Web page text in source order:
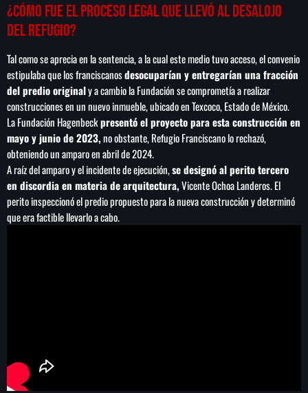
¿Cómo fue el proceso legal que llevó al desalojo
del refugio?
Tal como se aprecia en la sentencia, a la cual este medio tuvo acceso, el convenio
estipulaba que los franciscanosdesocuparían y entregarían una fracción
del predio originaly a cambio la Fundación se comprometía a realizar
construcciones en un nuevo inmueble, ubicado en Texcoco, Estado de México.
La Fundación Hagenbeckpresentó el proyecto para esta construcción en
mayo y junio de 2023,no obstante, Refugio Franciscano lo rechazó,
obteniendo un amparo en abril de 2024.
A raíz del amparo y el incidente de ejecución,se designó al perito tercero
en discordia en materia de arquitectura,Vicente Ochoa Landeros. El
perito inspeccionó el predio propuesto para la nueva construcción y determinó
que era factible llevarlo a cabo.